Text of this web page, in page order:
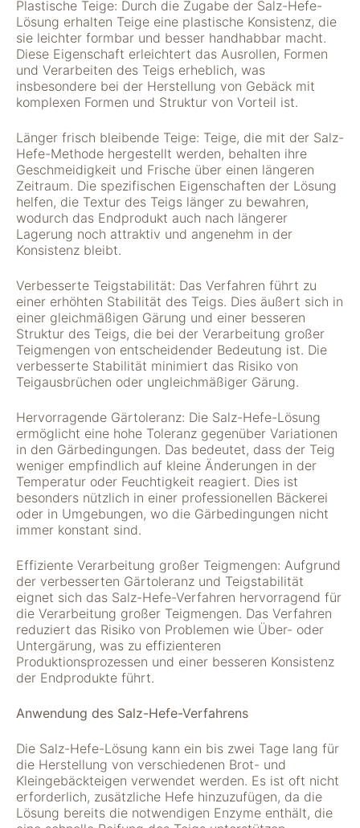
Plastische Teige: Durch die Zugabe der Salz-Hefe-
Lösung erhalten Teige eine plastische Konsistenz, die
sie leichter formbar und besser handhabbar macht.
Diese Eigenschaft erleichtert das Ausrollen, Formen
und Verarbeiten des Teigs erheblich, was
insbesondere bei der Herstellung von Gebäck mit
komplexen Formen und Struktur von Vorteil ist.
Länger frisch bleibende Teige: Teige, die mit der Salz-
Hefe-Methode hergestellt werden, behalten ihre
Geschmeidigkeit und Frische über einen längeren
Zeitraum. Die spezifischen Eigenschaften der Lösung
helfen, die Textur des Teigs länger zu bewahren,
wodurch das Endprodukt auch nach längerer
Lagerung noch attraktiv und angenehm in der
Konsistenz bleibt.
Verbesserte Teigstabilität: Das Verfahren führt zu
einer erhöhten Stabilität des Teigs. Dies äußert sich in
einer gleichmäßigen Gärung und einer besseren
Struktur des Teigs, die bei der Verarbeitung großer
Teigmengen von entscheidender Bedeutung ist. Die
verbesserte Stabilität minimiert das Risiko von
Teigausbrüchen oder ungleichmäßiger Gärung.
Hervorragende Gärtoleranz: Die Salz-Hefe-Lösung
ermöglicht eine hohe Toleranz gegenüber Variationen
in den Gärbedingungen. Das bedeutet, dass der Teig
weniger empfindlich auf kleine Änderungen in der
Temperatur oder Feuchtigkeit reagiert. Dies ist
besonders nützlich in einer professionellen Bäckerei
oder in Umgebungen, wo die Gärbedingungen nicht
immer konstant sind.
Effiziente Verarbeitung großer Teigmengen: Aufgrund
der verbesserten Gärtoleranz und Teigstabilität
eignet sich das Salz-Hefe-Verfahren hervorragend für
die Verarbeitung großer Teigmengen. Das Verfahren
reduziert das Risiko von Problemen wie Über- oder
Untergärung, was zu effizienteren
Produktionsprozessen und einer besseren Konsistenz
der Endprodukte führt.
Anwendung des Salz-Hefe-Verfahrens
Die Salz-Hefe-Lösung kann ein bis zwei Tage lang für
die Herstellung von verschiedenen Brot- und
Kleingebäckteigen verwendet werden. Es ist oft nicht
erforderlich, zusätzliche Hefe hinzuzufügen, da die
Lösung bereits die notwendigen Enzyme enthält, die
möglicherweise so
modifiziert, dass sie
nicht zur direkten
Identifizierung Ihrer
Person verwendet
werden können
(pseudomisiert),
Drittpartner
weitergegeben
werden, die sie
möglicherweise
verwenden, um
Anzeigen an Ihr
Profil anzupassen.
Durch die
dieser Cookies wird
die Werbung nicht
ausgeschaltet – sie
wird lediglich nicht
auf Ihre Interessen
zugeschnitten. Wir
verwenden
"Facebook Pixel"
Nutzungsstatistiken
aufzuzeichnen.